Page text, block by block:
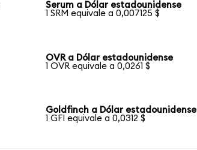
Serum a Dólar estadounidense
1 SRM equivale a 0,007125 $
OVR a Dólar estadounidense
1 OVR equivale a 0,0261 $
Goldfinch a Dólar estadounidense
1 GFI equivale a 0,0312 $